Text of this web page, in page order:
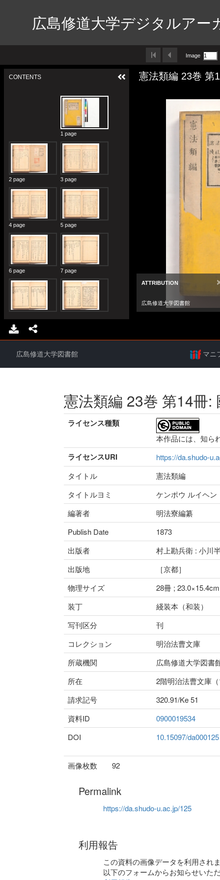
広島修道大学デジタルアー
広島修道大学図書館 マニ
憲法類編 23巻 第14冊:
ライセンス種類
本作品には、知ら
ライセンスURI
https://da.shudo-
タイトル
憲法類編
タイトルヨミ
ケンポウ ルイヘン
編著者
明法寮編纂
Publish Date
1873
出版者
村上勘兵衛 : 小川
出版地
［京都］
物理サイズ
28冊 ; 23.0×15.4cm
装丁
綫装本（和装）
写刊区分
刊
コレクション
明治法曹文庫
所蔵機関
広島修道大学図書
所在
2階明治法曹文庫
請求記号
320.91/Ke 51
資料ID
0900019534
DOI
10.15097/da000125
画像枚数 92
Permalink
https://da.shudo-u.ac.jp/125
利用報告
この資料の画像データを利用され
以下のフォームからお知らせいた